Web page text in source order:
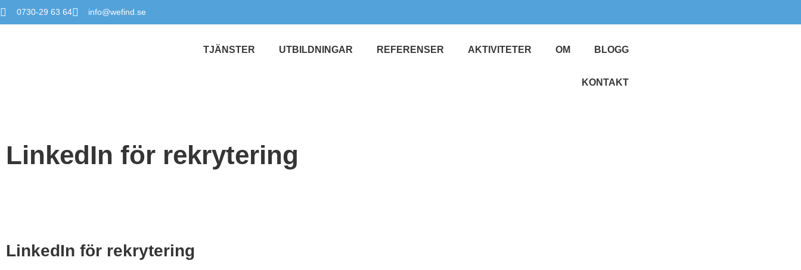
0730-29 63 64 info@wefind.se
TJÄNSTER UTBILDNINGAR REFERENSER AKTIVITETER OM BLOGG
KONTAKT
LinkedIn för rekrytering
LinkedIn för rekrytering